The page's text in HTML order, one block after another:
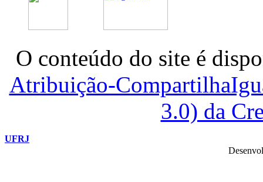
O conteúdo do site é
Atribuição-
3.0) da
UFRJ